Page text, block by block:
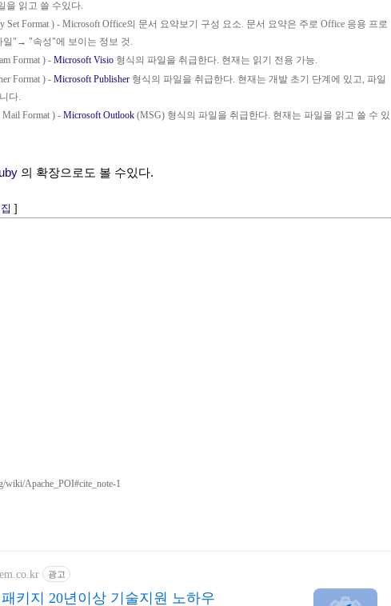
을 읽고 쓸 수있다.
Set Format ) - Microsoft Office의 문서 요약보기 구성 요소. 문서 요약은 주로 Office 응용 프로
일"→ "속성"에 보이는 정보 것.
Format ) -Microsoft Visio 형식의 파일을 취급한다. 현재는 읽기 전용 가능.
Format ) -Microsoft Publisher 형식의 파일을 취급한다. 현재는 개발 초기 단계에 있고, 파일
다.
Format ) -Microsoft Outlook (MSG) 형식의 파일을 취급한다. 현재는 파일을 읽고 쓸 수 있
의 확장으로도 볼 수있다.
집]
wiki/Apache_POI#cite_note-1
광고
키지 20년이상 기술지원 노하우